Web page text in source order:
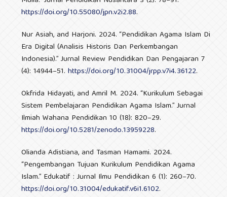
https://doi.org/10.55080/jpn.v2i2.88.
Nur Asiah, and Harjoni. 2024. “Pendidikan Agama Islam Di
Era Digital (Analisis Historis Dan Perkembangan
Indonesia).” Jurnal Review Pendidikan Dan Pengajaran 7
(4): 14944–51.https://doi.org/10.31004/jrpp.v7i4.36122.
Okfrida Hidayati, and Amril M. 2024. “Kurikulum Sebagai
Sistem Pembelajaran Pendidikan Agama Islam.” Jurnal
Ilmiah Wahana Pendidikan 10 (18): 820–29.
https://doi.org/10.5281/zenodo.13959228.
Olianda Adistiana, and Tasman Hamami. 2024.
“Pengembangan Tujuan Kurikulum Pendidikan Agama
Islam.” Edukatif : Jurnal Ilmu Pendidikan 6 (1): 260–70.
https://doi.org/10.31004/edukatif.v6i1.6102.